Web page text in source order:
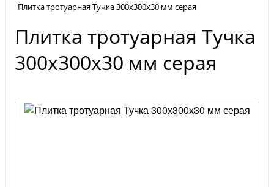
Плитка тротуарная Тучка 300х300х30 мм серая
Плитка тротуарная Тучка
300х300х30 мм серая